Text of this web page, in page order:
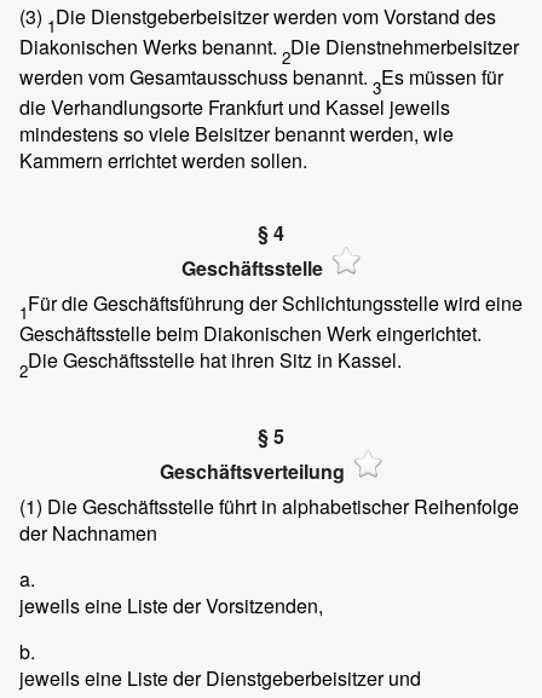
(3) 1Die Dienstgeberbeisitzer werden vom Vorstand des
Diakonischen Werks benannt. 2Die Dienstnehmerbeisitzer
werden vom Gesamtausschuss benannt. 3Es müssen für
die Verhandlungsorte Frankfurt und Kassel jeweils
mindestens so viele Beisitzer benannt werden, wie
Kammern errichtet werden sollen.
§ 4
Geschäftsstelle
1Für die Geschäftsführung der Schlichtungsstelle wird eine
Geschäftsstelle beim Diakonischen Werk eingerichtet.
2Die Geschäftsstelle hat ihren Sitz in Kassel.
§ 5
Geschäftsverteilung
(1) Die Geschäftsstelle führt in alphabetischer Reihenfolge
der Nachnamen
a.
jeweils eine Liste der Vorsitzenden,
b.
jeweils eine Liste der Dienstgeberbeisitzer und